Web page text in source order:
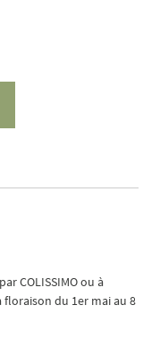
par COLISSIMO ou à
floraison du 1er mai au 8